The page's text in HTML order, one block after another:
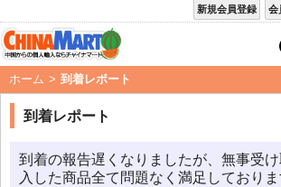
会
新規会員登録
ホーム > 到着レポート
到着レポート
到着の報告遅くなりましたが、無事受
入した商品全て問題なく満足しており